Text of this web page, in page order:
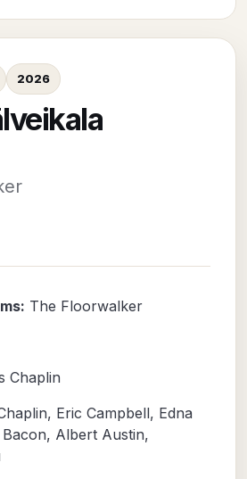
2026
The Floorwalker
Chaplin
, Eric Campbell, Edna
, Albert Austin,